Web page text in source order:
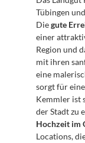
Tübingen
Die gute
einer
Region und
mit ihren
eine
sorgt für
Kemmler ist
Hochzeit im
Locations,